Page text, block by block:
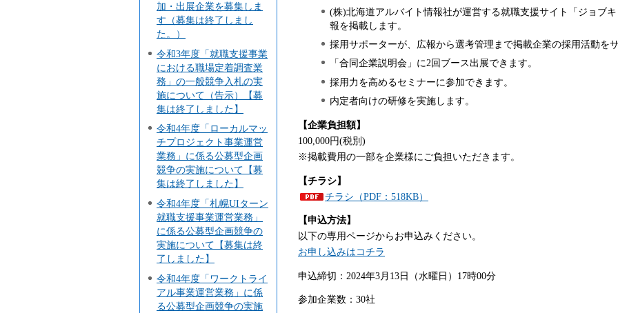
加・出展企業を募集しま
す（募集は終了しまし
た。）
令和3年度「就職支援事業
における職場定着調査業
務」の一般競争入札の実
施について（告示）【募
集は終了しました】
令和4年度「ローカルマッ
チプロジェクト事業運営
業務」に係る公募型企画
競争の実施について【募
集は終了しました】
令和4年度「札幌UIターン
就職支援事業運営業務」
に係る公募型企画競争の
実施について【募集は終
了しました】
令和4年度「ワークトライ
アル事業運営業務」に係
る公募型企画競争の実施
(株)北海道アルバイト情報社が運営する就職支援サイト「ジョブ
報を掲載します。
採用サポーターが、広報から選考管理まで掲載企業の採用活動を
「合同企業説明会」に2回ブース出展できます。
採用力を高めるセミナーに参加できます。
内定者向けの研修を実施します。
【企業負担額】
100,000円(税別)
※掲載費用の一部を企業様にご負担いただきます。
【チラシ】
チラシ（PDF：518KB）
【申込方法】
以下の専用ページからお申込みください。
お申し込みはコチラ
申込締切：2024年3月13日（水曜日）17時00分
参加企業数：30社